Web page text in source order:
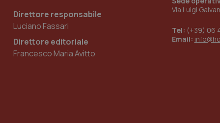
Direttore responsabile
Luciano Fassari
Direttore editoriale
Francesco Maria Avitto
Via Luigi
Tel: (+39) 06
Email: